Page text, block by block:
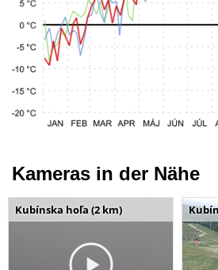
Kameras in der Nähe
Kubínska hoľa (2 km)